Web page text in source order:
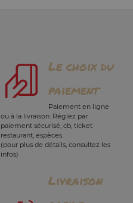
Le choix du
paiement
Paiement en ligne
ou à la livraison. Réglez par
paiement sécurisé, cb, ticket
restaurant, espèces.
(pour plus de détails, consultez les
infos)
Livraison